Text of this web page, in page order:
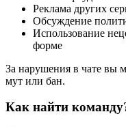
Реклама других
Обсуждение
Использование
форме
За нарушения в чате вы
мут или бан.
Как найти